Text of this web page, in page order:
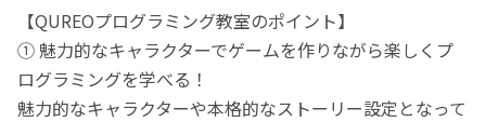
【QUREOプログラミング教室のポイント】
① 魅力的なキャラクターでゲームを作りながら楽しくプ
ログラミングを学べる！
魅力的なキャラクターや本格的なストーリー設定となって